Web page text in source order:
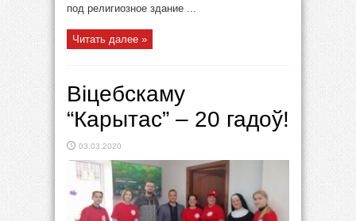
под религиозное здание ...
Читать далее »
Віцебскаму
“Карытас” – 20 гадоў!
03.03.2020